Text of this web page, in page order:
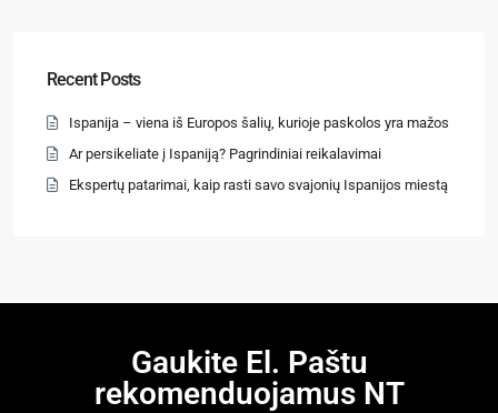
Recent Posts
Ispanija – viena iš Europos šalių, kurioje paskolos yra mažos
Ar persikeliate į Ispaniją? Pagrindiniai reikalavimai
Ekspertų patarimai, kaip rasti savo svajonių Ispanijos miestą
Gaukite El. Paštu
rekomenduojamus NT